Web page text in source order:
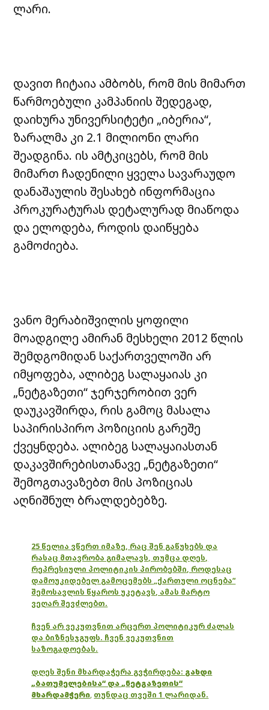
ლარი.
დავით ჩიტაია ამბობს, რომ მის მიმართ
წარმოებული კამპანიის შედეგად,
დაიხურა უნივერსიტეტი „იბერია“,
ზარალმა კი 2.1 მილიონი ლარი
შეადგინა. ის ამტკიცებს, რომ მის
მიმართ ჩადენილი ყველა სავარაუდო
დანაშაულის შესახებ ინფორმაცია
პროკურატურას დეტალურად მიაწოდა
და ელოდება, როდის დაიწყება
გამოძიება.
ვანო მერაბიშვილის ყოფილი
მოადგილე ამირან მესხელი 2012 წლის
შემდგომიდან საქართველოში არ
იმყოფება, ალიბეგ სალაყაიას კი
„ნეტგაზეთი“ ჯერჯერობით ვერ
დაუკავშირდა, რის გამოც მასალა
საპირისპირო პოზიციის გარეშე
ქვეყნდება. ალიბეგ სალაყაიასთან
დაკავშირებისთანავე „ნეტგაზეთი“
შემოგთავაზებთ მის პოზიციას
აღნიშნულ ბრალდებებზე.
25 წელია ვწერთ იმაზე, რაც შენ გაწუხებს და
რასაც მთავრობა გიმალავს, თუმცა დღეს,
რეპრესიული პოლიტიკის პირობებში, როდესაც
დამოუკიდებელ გამოცემებს „ქართული ოცნება“
შემოსავლის წყაროს უკეტავს, ამას მარტო
ვეღარ შევძლებთ.
ჩვენ არ ვეკუთვნით არცერთ პოლიტიკურ ძალას
და ბიზნესჯგუფს. ჩვენ ვეკუთვნით
საზოგადოებას.
დღეს შენი მხარდაჭერა გვჭირდება: გახდი
„ბათუმელებისა“ და „ნეტგაზეთის“
მხარდამჭერი, თუნდაც თვეში 1 ლარიდან.